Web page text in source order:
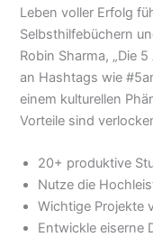
Leben voller Erfolg
Selbsthilfebüchern
Robin Sharma, „Die
an Hashtags wie
einem kulturellen
Vorteile sind
20+ produktive
Nutze die
Wichtige Projekte
Entwickle eiserne